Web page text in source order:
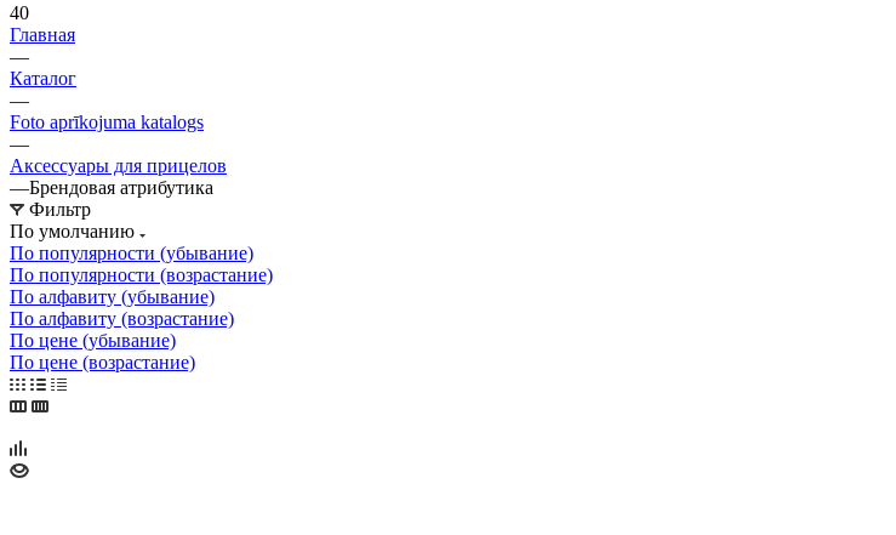
40
Главная
—
Каталог
—
Foto aprīkojuma katalogs
—
Аксессуары для прицелов
—Брендовая атрибутика
Фильтр
По умолчанию
По популярности (убывание)
По популярности (возрастание)
По алфавиту (убывание)
По алфавиту (возрастание)
По цене (убывание)
По цене (возрастание)